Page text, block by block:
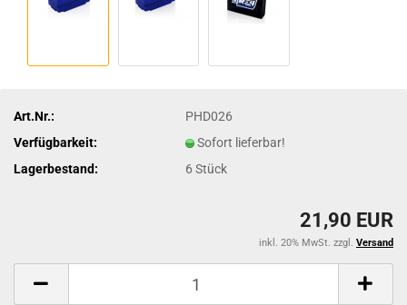
Art.Nr.:
PHD026
Verfügbarkeit:
Sofort lieferbar!
Lagerbestand:
6Stück
21,90 EUR
inkl. 20% MwSt. zzgl. Versand